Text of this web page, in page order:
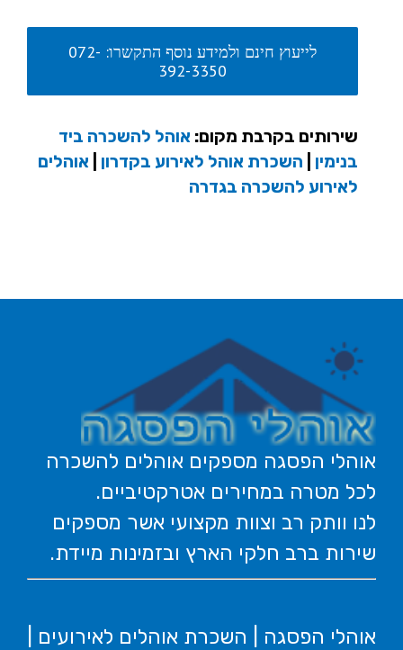
לייעוץ חינם ולמידע נוסף התקשרו: 072-
392-3350
שירותים בקרבת מקום: אוהל להשכרה ביד
בנימין
השכרת אוהל לאירוע בקדרון
אוהלים
לאירוע להשכרה בגדרה
אוהלי הפסגה מספקים אוהלים להשכרה
לכל מטרה במחירים אטרקטיביים.
לנו וותק רב וצוות מקצועי אשר מספקים
שירות ברב חלקי הארץ ובזמינות מיידת.
אוהלי הפסגה | השכרת אוהלים לאירועים |